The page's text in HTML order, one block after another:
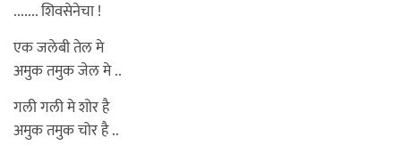
....... शिवसेनेचा !
एक जलेबी तेल मे
अमुक तमुक जेल मे ..
गली गली मे शोर है
अमुक तमुक चोर है ..